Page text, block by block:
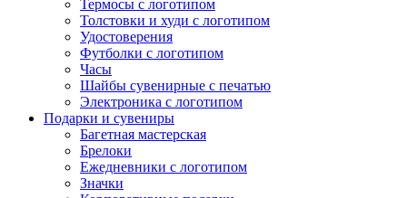
Термосы с логотипом
Толстовки и худи с логотипом
Удостоверения
Футболки с логотипом
Часы
Шайбы сувенирные с печатью
Электроника с логотипом
Подарки и сувениры
Багетная мастерская
Брелоки
Ежедневники с логотипом
Значки